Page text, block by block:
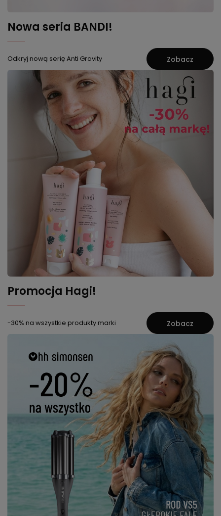
Nowa seria BANDI!
Odkryj nową serię Anti Gravity Zobacz
Promocja Hagi!
-30% na wszystkie produkty marki Zobacz